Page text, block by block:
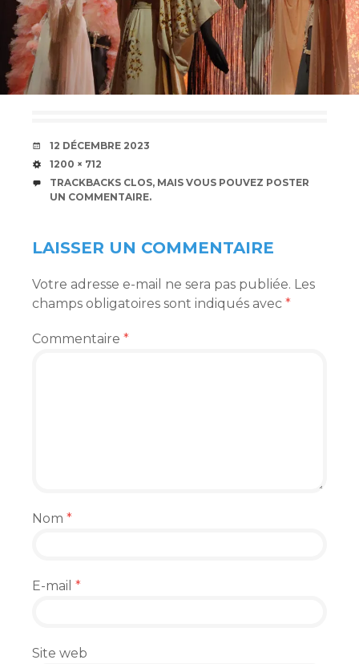
DATE
12 DÉCEMBRE 2023
TAILLE
1200 × 712
TRACKBACKS CLOS, MAIS VOUS POUVEZ POSTER
UN COMMENTAIRE.
LAISSER UN COMMENTAIRE
Votre adresse e-mail ne sera pas publiée. Les
champs obligatoires sont indiqués avec *
Commentaire *
Nom *
E-mail *
Site web